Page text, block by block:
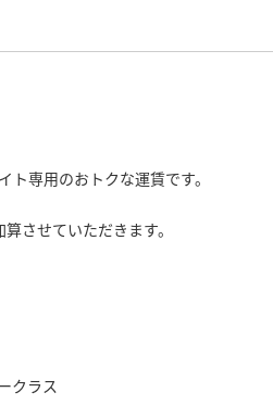
専用のおトクな運賃です。
させていただきます。
クラス